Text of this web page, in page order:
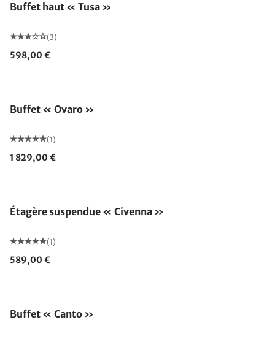
Buffet haut « Tusa »
(3)
598,00 €
Buffet « Ovaro »
(1)
1 829,00 €
Étagère suspendue « Civenna »
(1)
589,00 €
Buffet « Canto »